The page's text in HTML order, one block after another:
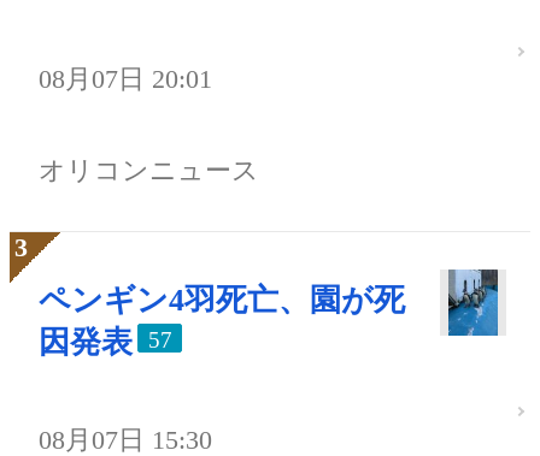
08月07日 20:01
オリコンニュース
ペンギン4羽死亡、園が死
因発表
57
08月07日 15:30